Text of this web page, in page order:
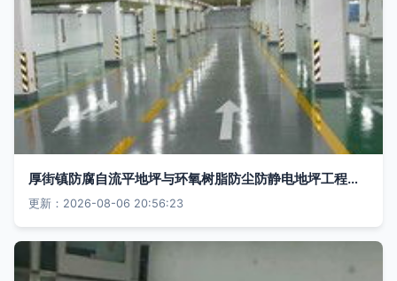
厚街镇防腐自流平地坪与环氧树脂防尘防静电地坪工程的专业施工解析
更新：2026-08-06 20:56:23